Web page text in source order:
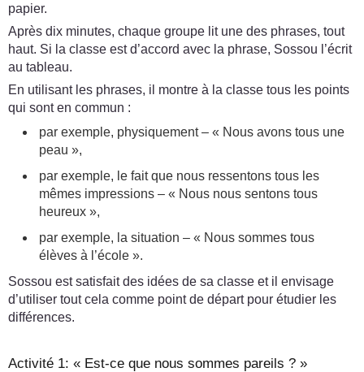
papier.
Après dix minutes, chaque groupe lit une des phrases, tout
haut. Si la classe est d’accord avec la phrase, Sossou l’écrit
au tableau.
En utilisant les phrases, il montre à la classe tous les points
qui sont en commun :
par exemple, physiquement – « Nous avons tous une
peau »,
par exemple, le fait que nous ressentons tous les
mêmes impressions – « Nous nous sentons tous
heureux »,
par exemple, la situation – « Nous sommes tous
élèves à l’école ».
Sossou est satisfait des idées de sa classe et il envisage
d’utiliser tout cela comme point de départ pour étudier les
différences.
Activité 1: « Est-ce que nous sommes pareils ? »